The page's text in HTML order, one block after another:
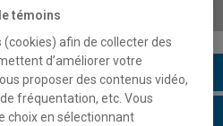
témoins
afin de collecter des
d’améliorer votre
proposer des contenus vidéo,
fréquentation, etc. Vous
choix en sélectionnant